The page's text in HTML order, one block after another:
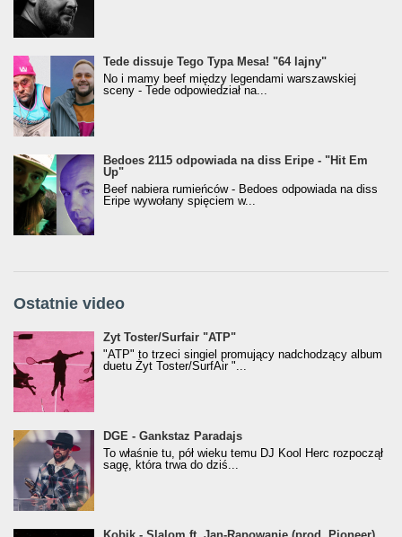
Tede dissuje Tego Typa Mesa! "64 lajny"
No i mamy beef między legendami warszawskiej
sceny - Tede odpowiedział na...
Bedoes 2115 odpowiada na diss Eripe - "Hit Em
Up"
Beef nabiera rumieńców - Bedoes odpowiada na diss
Eripe wywołany spięciem w...
Ostatnie video
Żyt Toster/SurfAir - ATP VIDEO
Żyt Toster/Surfair "ATP"
"ATP" to trzeci singiel promujący nadchodzący album
duetu Żyt Toster/SurfAir "...
donGURALesko z nagrodą za
Klasyczny/Trueschoolowy Album Roku
(Popkillery 2023)
DGE - Gankstaz Paradajs
To właśnie tu, pół wieku temu DJ Kool Herc rozpoczął
sagę, która trwa do dziś...